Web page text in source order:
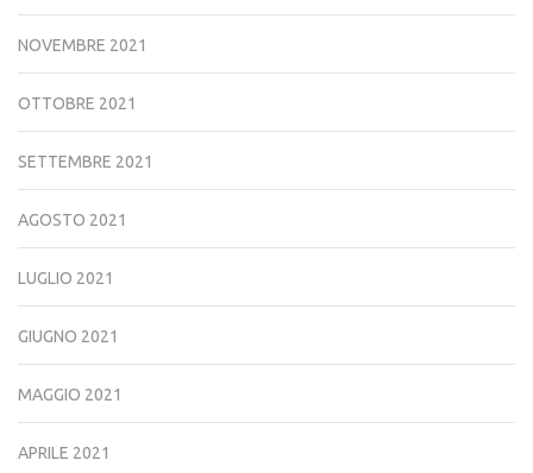
NOVEMBRE 2021
OTTOBRE 2021
SETTEMBRE 2021
AGOSTO 2021
LUGLIO 2021
GIUGNO 2021
MAGGIO 2021
APRILE 2021